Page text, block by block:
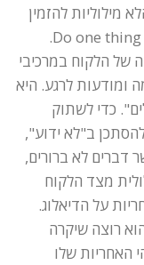
מילוליות להזמין
של הלקוח במרכיבי
ומודעות לרגע. היא
כדי לשתוק
ב"לא ידוע",
לא ברורים,
מצד הלקוח
על הדיאלוג.
רוצה שיקרה
האחריות שלו